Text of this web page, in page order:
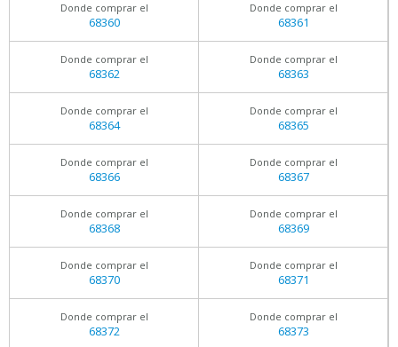
Donde comprar el
68360
Donde comprar el
68361
Donde comprar el
68362
Donde comprar el
68363
Donde comprar el
68364
Donde comprar el
68365
Donde comprar el
68366
Donde comprar el
68367
Donde comprar el
68368
Donde comprar el
68369
Donde comprar el
68370
Donde comprar el
68371
Donde comprar el
68372
Donde comprar el
68373